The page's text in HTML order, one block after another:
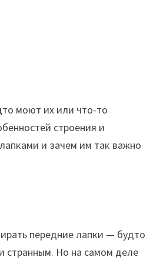
моют их или что-то
строения и
и зачем им так важно
передние лапки — будто
странным. Но на самом деле